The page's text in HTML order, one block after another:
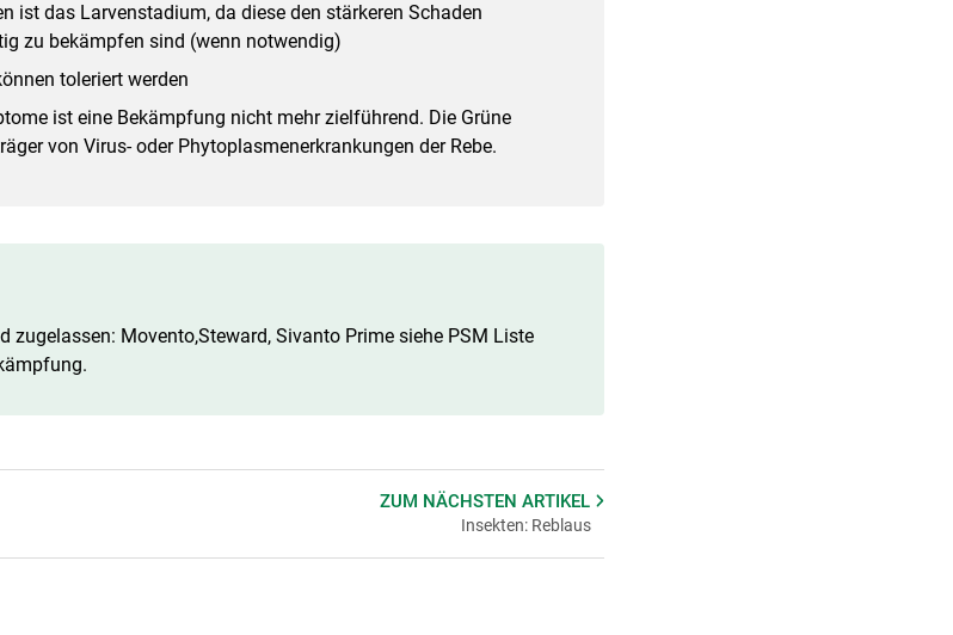
ist das Larvenstadium, da diese den stärkeren Schaden
zu bekämpfen sind (wenn notwendig)
toleriert werden
ist eine Bekämpfung nicht mehr zielführend. Die Grüne
von Virus- oder Phytoplasmenerkrankungen der Rebe.
zugelassen: Movento,Steward, Sivanto Prime siehe PSM Liste
ZUM NÄCHSTEN ARTIKEL
Insekten: Reblaus